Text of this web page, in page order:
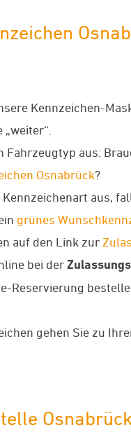
Kennzeichen-
Fahrzeugtyp aus:
Osnabrück?
Kennzeichenart aus,
grünes
auf den Link zur
bei der
Reservierung
gehen Sie zu
Osnabrück